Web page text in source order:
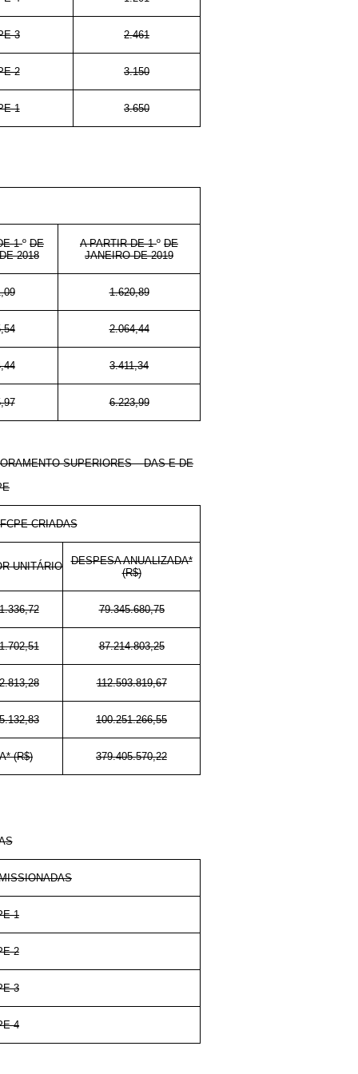
3 2.461
2 3.150
1 3.650
1º DE
2018
A PARTIR DE 1º DE
JANEIRO DE 2019
1.620,89
2.064,44
3.411,34
6.223,99
SUPERIORES – DAS E DE
CRIADAS
UNITÁRIO
DESPESA ANUALIZADA*
(R$)
79.345.680,75
87.214.803,25
112.593.819,67
100.251.266,55
(R$) 379.405.570,22
1
2
3
4